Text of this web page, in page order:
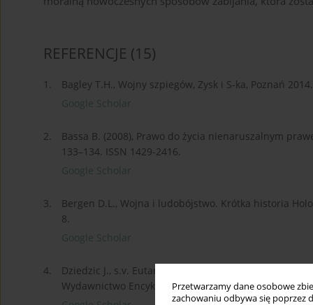
Przetwarzamy dane osobowe
zachowaniu odbywa się poprzez
REFERENCJE (15)
1.
Bagley T.H., Wojny szpiegów, Zysk i S-ka, Poznań
Google Scholar
2.
Bassa B. (2008), Prawo do życia nienaruszalnym
133–134. ISSN 1429-2416.
Google Scholar
3.
Bergen D.L., Wojna i ludobójstwo. Krótka historia
8.
Google Scholar
4.
Dziedzic J., s.v. Eutanazja, w: A. Muszala (red.),
Wydawnictwo Encyklopedyczne POL WEN, Radom